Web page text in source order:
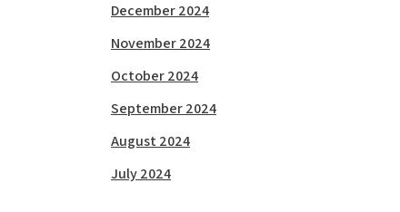
December 2024
November 2024
October 2024
September 2024
August 2024
July 2024